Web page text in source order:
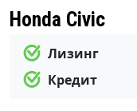
Honda Civic
Лизинг
Кредит